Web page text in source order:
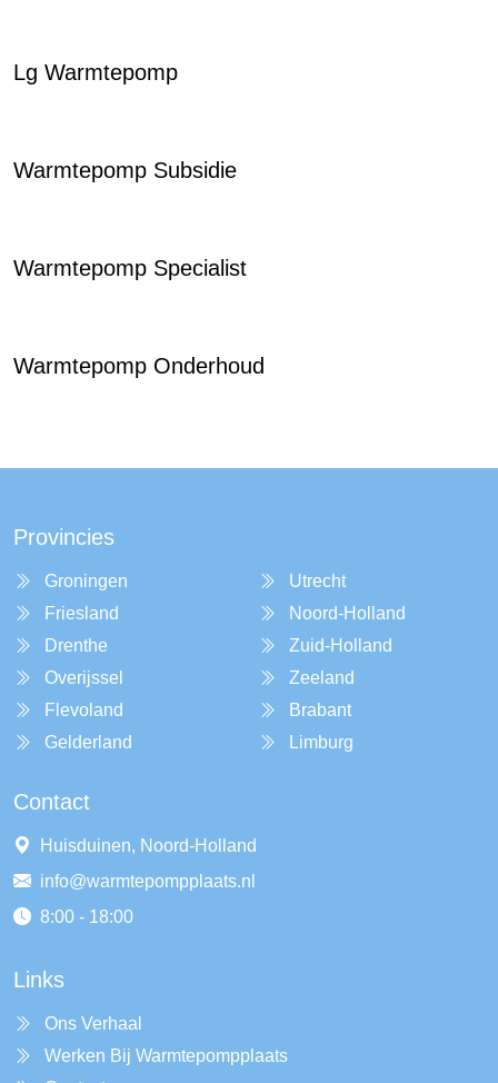
Lg Warmtepomp
Warmtepomp Subsidie
Warmtepomp Specialist
Warmtepomp Onderhoud
Provincies
Groningen
Friesland
Drenthe
Overijssel
Flevoland
Gelderland
Utrecht
Noord-Holland
Zuid-Holland
Zeeland
Brabant
Limburg
Contact
Huisduinen, Noord-Holland
info@warmtepompplaats.nl
8:00 - 18:00
Links
Ons Verhaal
Werken Bij Warmtepompplaats